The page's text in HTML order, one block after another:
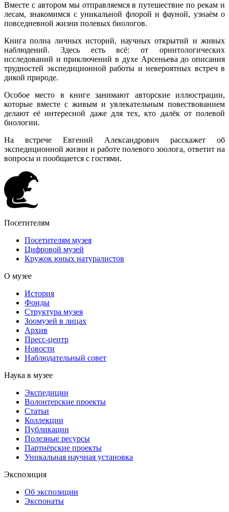
Вместе с автором мы отправляемся в путешествие по рекам и
лесам, знакомимся с уникальной флорой и фауной, узнаём о
повседневной жизни полевых биологов.
Книга полна личных историй, научных открытий и живых
наблюдений. Здесь есть всё: от орнитологических
исследований и приключений в духе Арсеньева до описания
трудностей экспедиционной работы и невероятных встреч в
дикой природе.
Особое место в книге занимают авторские иллюстрации,
которые вместе с живым и увлекательным повествованием
делают её интересной даже для тех, кто далёк от полевой
биологии.
На встрече Евгений Александрович расскажет об
экспедиционной жизни и работе полевого зоолога, ответит на
вопросы и пообщается с гостями.
Посетителям
Посетителям музея
Цифровой музей
Кружок юных натуралистов
О музее
История
Фонды
Структура музея
Зоомузей в лицах
Архив
Пресс-центр
Новости
Наблюдательный совет
Наука в музее
Экспедиции
Волонтерские проекты
Статьи
Коллекции
Публикации
Полезные ресурсы
Партнёрские проекты
Уникальная научная установка
Экспозиция
Об экспозиции
Экспонаты